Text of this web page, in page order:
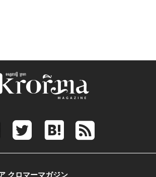
クロマーマガジン